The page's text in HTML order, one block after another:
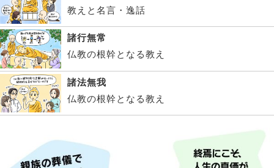
教えと名言・逸話
諸行無常
仏教の根幹となる教え
諸法無我
仏教の根幹となる教え